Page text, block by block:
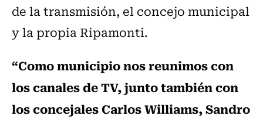
de la transmisión, el concejo municipal
y la propia Ripamonti.
“Como municipio nos reunimos con
los canales de TV, junto también con
los concejales Carlos Williams, Sandro